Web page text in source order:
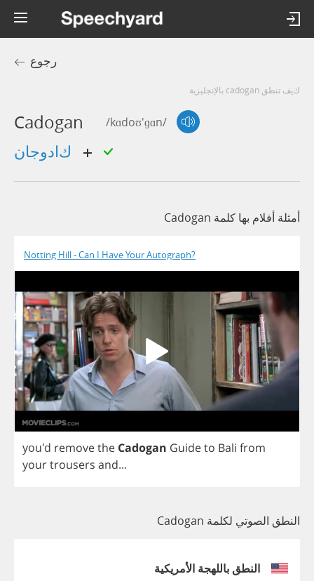
رجوع
كيف تنطق cadogan بالإنجليزية
Cadogan /kɑdoʊ'ɡɑn/
أمثلة أفلام بها كلمة Cadogan
Notting Hill - Can I Have Your Autograph?
you'd removethe Cadogan Guideto Bali from
yourtrousers and...
النطق الصوتي لكلمة Cadogan
النطق باللهجة الأمريكية